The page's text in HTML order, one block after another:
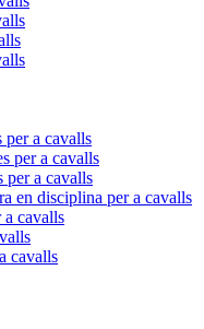
per a cavalls
per a cavalls
per a cavalls
en disciplina per a cavalls
a cavalls
cavalls